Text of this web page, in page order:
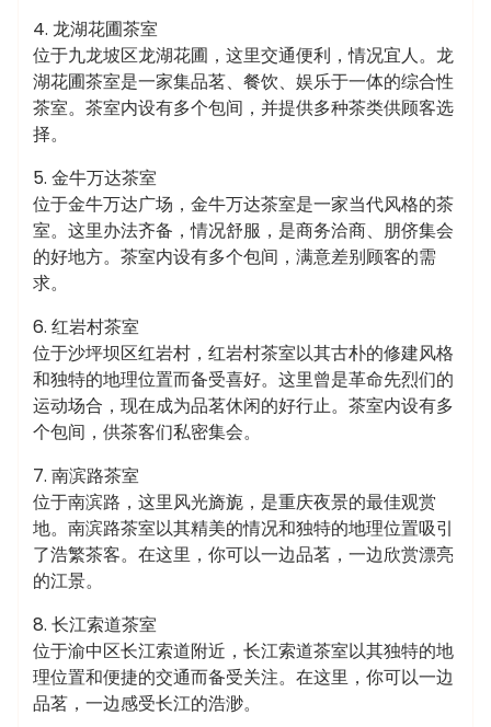
4. 龙湖花圃茶室
位于九龙坡区龙湖花圃，这里交通便利，情况宜人。龙
湖花圃茶室是一家集品茗、餐饮、娱乐于一体的综合性
茶室。茶室内设有多个包间，并提供多种茶类供顾客选
择。
5. 金牛万达茶室
位于金牛万达广场，金牛万达茶室是一家当代风格的茶
室。这里办法齐备，情况舒服，是商务洽商、朋侪集会
的好地方。茶室内设有多个包间，满意差别顾客的需
求。
6. 红岩村茶室
位于沙坪坝区红岩村，红岩村茶室以其古朴的修建风格
和独特的地理位置而备受喜好。这里曾是革命先烈们的
运动场合，现在成为品茗休闲的好行止。茶室内设有多
个包间，供茶客们私密集会。
7. 南滨路茶室
位于南滨路，这里风光旖旎，是重庆夜景的最佳观赏
地。南滨路茶室以其精美的情况和独特的地理位置吸引
了浩繁茶客。在这里，你可以一边品茗，一边欣赏漂亮
的江景。
8. 长江索道茶室
位于渝中区长江索道附近，长江索道茶室以其独特的地
理位置和便捷的交通而备受关注。在这里，你可以一边
品茗，一边感受长江的浩渺。